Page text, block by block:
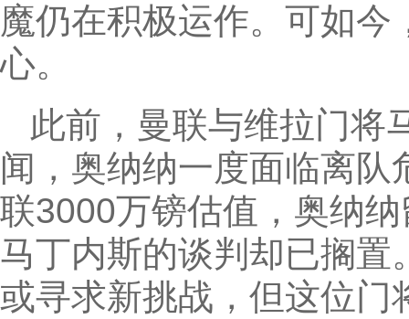
魔仍在积极运作。可如
心。
此前，曼联与维拉门将
闻，奥纳纳一度面临离
联3000万镑估值，奥纳
马丁内斯的谈判却已搁置
或寻求新挑战，但这位门